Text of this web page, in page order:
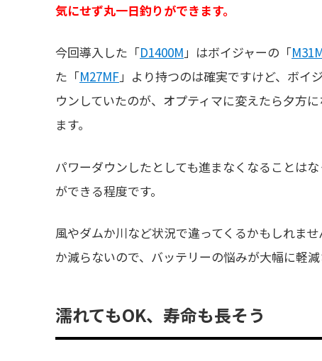
気にせず丸一日釣りができます。
今回導入した「D1400M」はボイジャーの「
た「M27MF」より持つのは確実ですけど、ボイ
ウンしていたのが、オプティマに変えたら夕方
ます。
パワーダウンしたとしても進まなくなることは
ができる程度です。
風やダムか川など状況で違ってくるかもしれま
か減らないので、バッテリーの悩みが大幅に軽減
濡れてもOK、寿命も長そう